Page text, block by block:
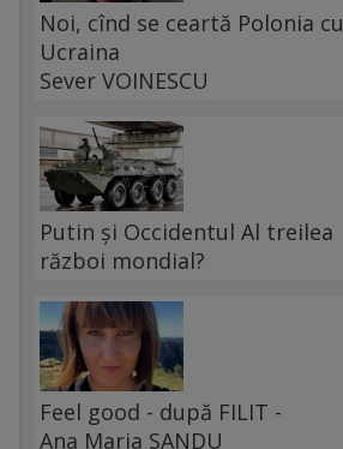
Noi, cînd se ceartă Polonia cu
Ucraina
Sever VOINESCU
Putin și Occidentul Al treilea
război mondial?
Feel good - după FILIT -
Ana Maria SANDU